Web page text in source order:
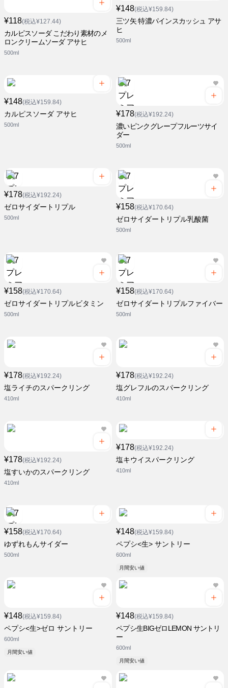
¥118(税込¥127.44)
カルピスソーダ こだわり素材のメ
ロンクリームソーダ アサヒ
500ml
¥148(税込¥159.84)
三ツ矢 特濃パインスカッシュ アサ
ヒ
500ml
¥148(税込¥159.84)
カルピスソーダ アサヒ
500ml
¥178(税込¥192.24)
濃いピンクグレープフルーツサイ
ダー
500ml
¥178(税込¥192.24)
ゼロサイダートリプル
500ml
¥158(税込¥170.64)
ゼロサイダートリプル乳酸菌
500ml
¥158(税込¥170.64)
ゼロサイダートリプルビタミン
500ml
¥158(税込¥170.64)
ゼロサイダートリプルファイバー
500ml
¥178(税込¥192.24)
塩ライチのスパークリング
410ml
¥178(税込¥192.24)
塩グレフルのスパークリング
410ml
¥178(税込¥192.24)
塩すいかのスパークリング
410ml
¥178(税込¥192.24)
塩キウイスパークリング
410ml
¥158(税込¥170.64)
ゆずれもんサイダー
500ml
¥148(税込¥159.84)
ペプシ<生> サントリー
600ml
月間安い値
¥148(税込¥159.84)
ペプシ<生>ゼロ サントリー
600ml
月間安い値
¥148(税込¥159.84)
ペプシ生BIGゼロLEMON サントリ
ー
600ml
月間安い値